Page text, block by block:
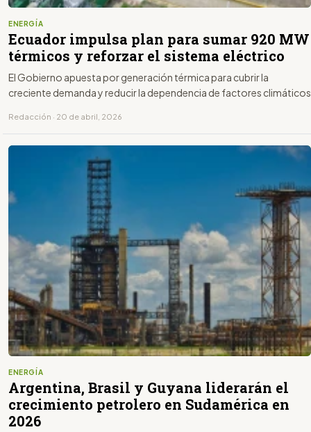
ENERGÍA
Ecuador impulsa plan para sumar 920 MW
térmicos y reforzar el sistema eléctrico
El Gobierno apuesta por generación térmica para cubrir la
creciente demanda y reducir la dependencia de factores climáticos
Redacción · 20 de abril, 2026
ENERGÍA
Argentina, Brasil y Guyana liderarán el
crecimiento petrolero en Sudamérica en
2026